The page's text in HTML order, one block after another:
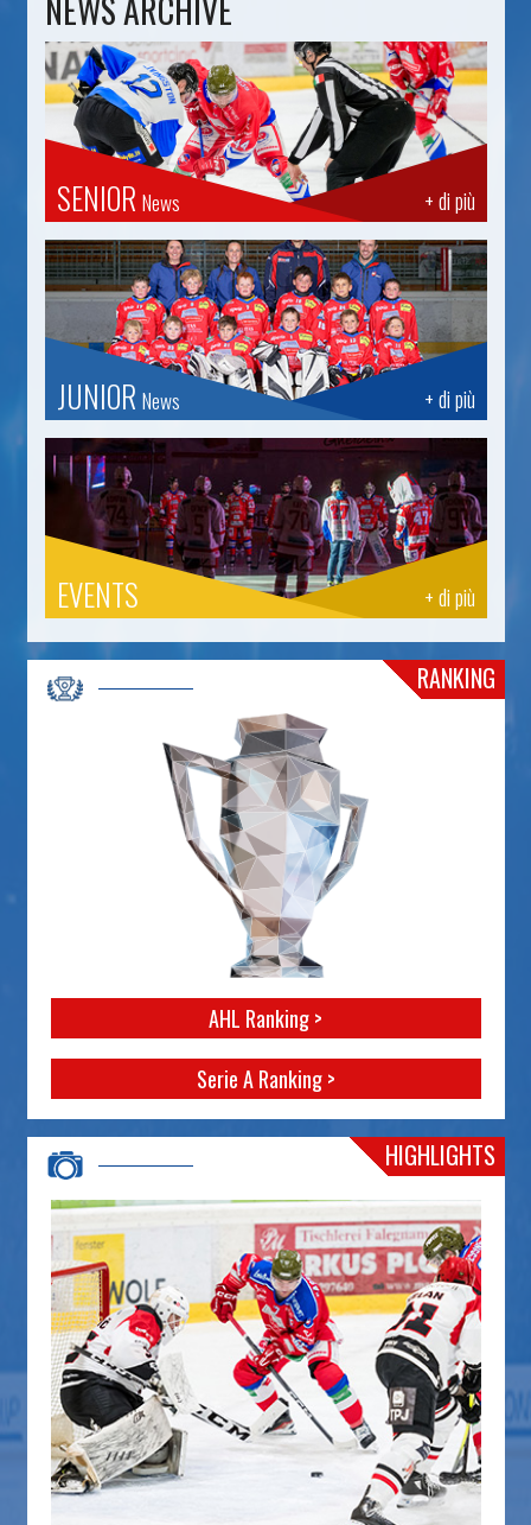
NEWS ARCHIVE
+ di più
SENIOR News
+ di più
JUNIOR News
+ di più
EVENTS
RANKING
AHL Ranking >
Serie A Ranking >
HIGHLIGHTS